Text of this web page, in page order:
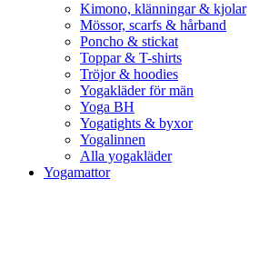
Kimono, klänningar & kjolar
Mössor, scarfs & hårband
Poncho & stickat
Toppar & T-shirts
Tröjor & hoodies
Yogakläder för män
Yoga BH
Yogatights & byxor
Yogalinnen
Alla yogakläder
Yogamattor